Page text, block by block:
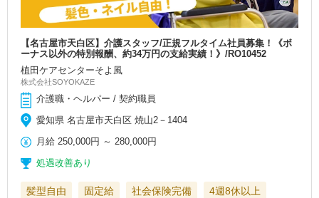
【名古屋市天白区】介護スタッフ/正規フルタイム社員募集！《ボ
ーナス以外の特別報酬、約34万円の支給実績！》/RO10452
植田ケアセンターそよ風
株式会社SOYOKAZE
介護職・ヘルパー / 契約職員
愛知県 名古屋市天白区 焼山2－1404
月給 250,000円 ～280,000円
処遇改善あり
髪型自由 固定給 社会保険完備
4週8休以上